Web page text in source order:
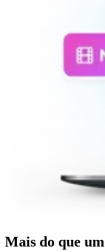
Mais do que